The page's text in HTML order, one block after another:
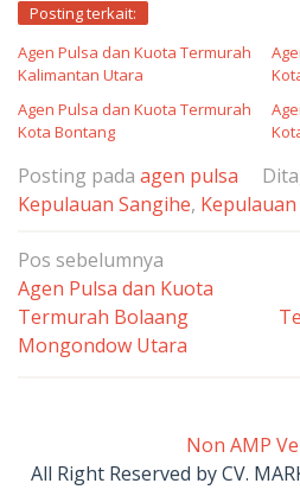
Posting terkait:
Agen Pulsa dan Kuota Termurah
Kalimantan Utara
Agen Pulsa dan Kuota Termurah
Kota Bontang
Posting pada agen pulsa
Kepulauan Sangihe,
Navigasi
pos
Pos sebelumnya
Agen Pulsa dan Kuota
Termurah Bolaang
Mongondow Utara
Non AMP
All Right Reserved by CV.